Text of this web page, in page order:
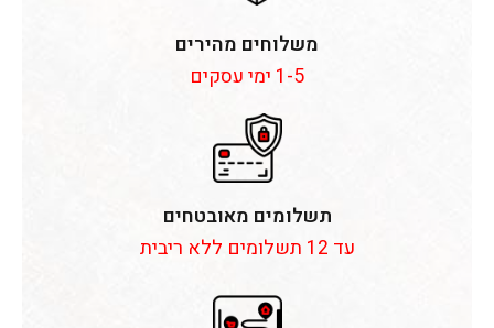
משלוחים מהירים
1-5 ימי עסקים
תשלומים מאובטחים
עד 12 תשלומים ללא ריבית